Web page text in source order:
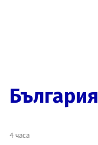
България
4 часа